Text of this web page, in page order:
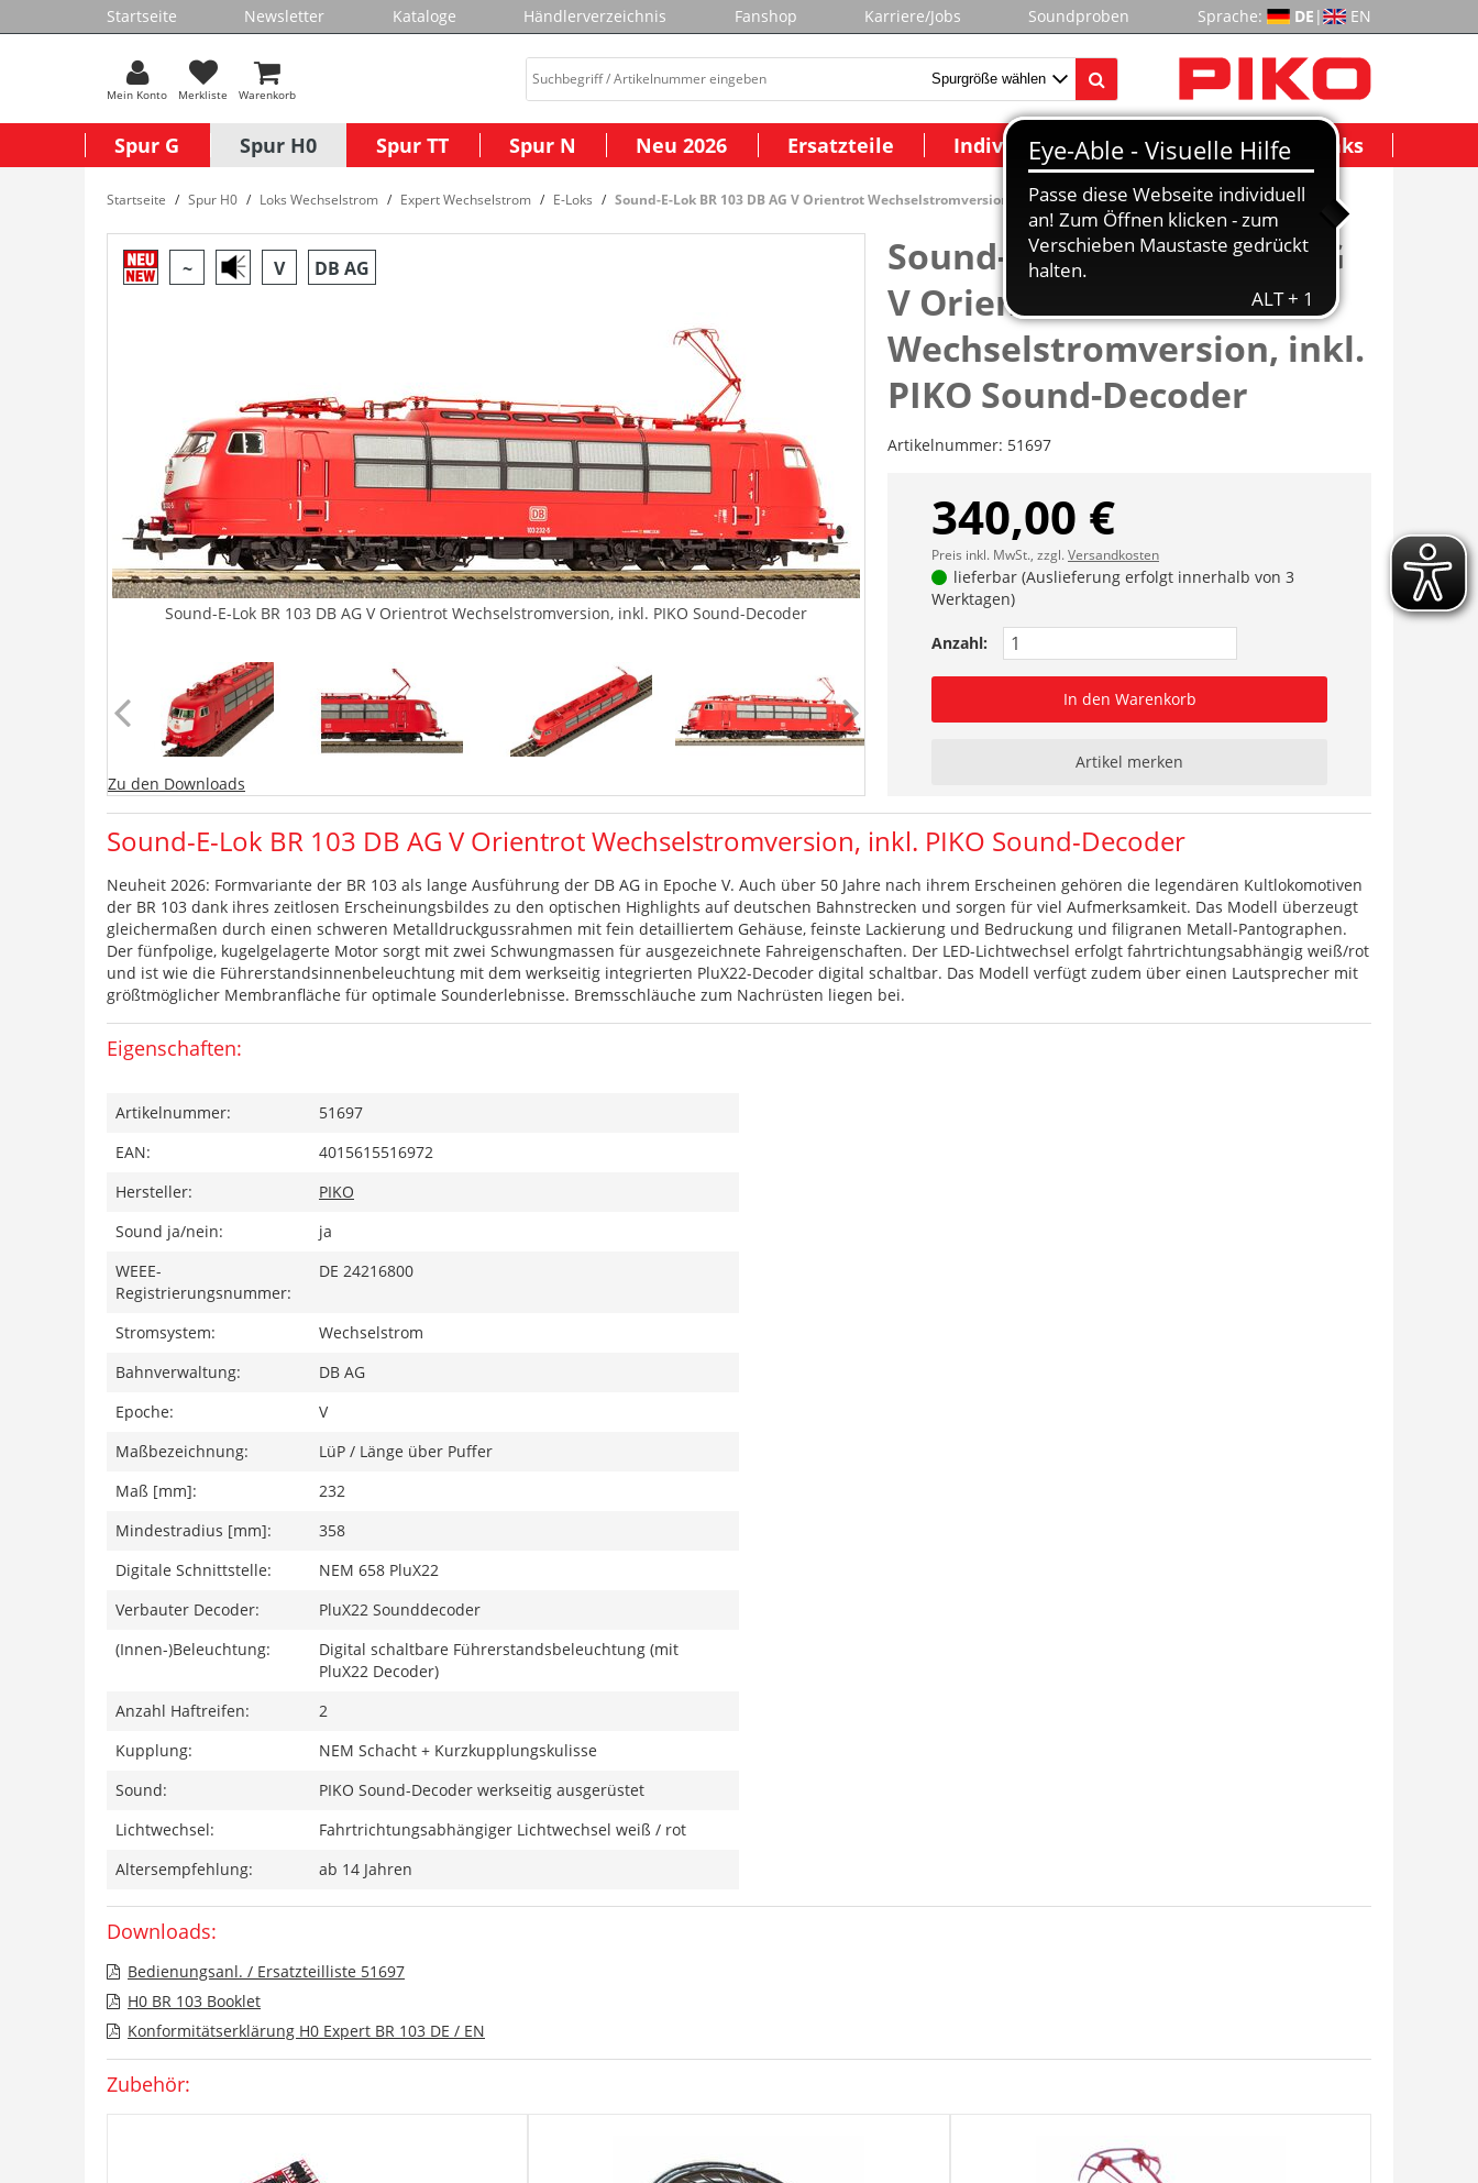
Startseite Newsletter Kataloge Händlerverzeichnis Fanshop Karriere/Jobs Soundproben Sprache: DE | EN
Mein Konto Merkliste Warenkorb
Spur G Spur H0 Spur TT Spur N Neu 2026 Ersatzteile Individuelle Modelle Wichtige Links
Startseite Spur H0 Loks Wechselstrom Expert Wechselstrom E-Loks Sound-E-Lok BR 103 DB AG V Orientrot Wechselstromversion, inkl. PIKO Sound-Decoder
~ V DB AG
Sound-E-Lok BR 103 DB AG V Orientrot Wechselstromversion, inkl. PIKO Sound-Decoder
Zu den Downloads
Sound-E-Lok BR 103 DB AG
V Orientrot
Wechselstromversion, inkl.
PIKO Sound-Decoder
Artikelnummer: 51697
340,00 €
Preis inkl. MwSt., zzgl.Versandkosten
lieferbar (Auslieferung erfolgt innerhalb von 3
Werktagen)
Anzahl:
In den Warenkorb
Artikel merken
Sound-E-Lok BR 103 DB AG V Orientrot Wechselstromversion, inkl. PIKO Sound-Decoder
Neuheit 2026: Formvariante der BR 103 als lange Ausführung der DB AG in Epoche V. Auch über 50 Jahre nach ihrem Erscheinen gehören die legendären Kultlokomotiven
der BR 103 dank ihres zeitlosen Erscheinungsbildes zu den optischen Highlights auf deutschen Bahnstrecken und sorgen für viel Aufmerksamkeit. Das Modell überzeugt
gleichermaßen durch einen schweren Metalldruckgussrahmen mit fein detailliertem Gehäuse, feinste Lackierung und Bedruckung und filigranen Metall-Pantographen.
Der fünfpolige, kugelgelagerte Motor sorgt mit zwei Schwungmassen für ausgezeichnete Fahreigenschaften. Der LED-Lichtwechsel erfolgt fahrtrichtungsabhängig weiß/rot
und ist wie die Führerstandsinnenbeleuchtung mit dem werkseitig integrierten PluX22-Decoder digital schaltbar. Das Modell verfügt zudem über einen Lautsprecher mit
größtmöglicher Membranfläche für optimale Sounderlebnisse. Bremsschläuche zum Nachrüsten liegen bei.
Eigenschaften:
Artikelnummer:
51697
EAN:
4015615516972
Hersteller:
PIKO
Sound ja/nein:
ja
WEEE-
Registrierungsnummer:
DE 24216800
Stromsystem:
Wechselstrom
Bahnverwaltung:
DB AG
Epoche:
V
Maßbezeichnung:
LüP / Länge über Puffer
Maß [mm]:
232
Mindestradius [mm]:
358
Digitale Schnittstelle:
NEM 658 PluX22
Verbauter Decoder:
PluX22 Sounddecoder
(Innen-)Beleuchtung:
Digital schaltbare Führerstandsbeleuchtung (mit
PluX22 Decoder)
Anzahl Haftreifen:
2
Kupplung:
NEM Schacht + Kurzkupplungskulisse
Sound:
PIKO Sound-Decoder werkseitig ausgerüstet
Lichtwechsel:
Fahrtrichtungsabhängiger Lichtwechsel weiß / rot
Altersempfehlung:
ab 14 Jahren
Downloads:
Bedienungsanl. / Ersatzteilliste 51697
H0 BR 103 Booklet
Konformitätserklärung H0 Expert BR 103 DE / EN
Zubehör: